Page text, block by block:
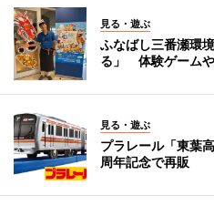
見る・遊ぶ
ふなばし三番瀬環
る」 体験ゲーム
見る・遊ぶ
プラレール「東
周年記念で再販